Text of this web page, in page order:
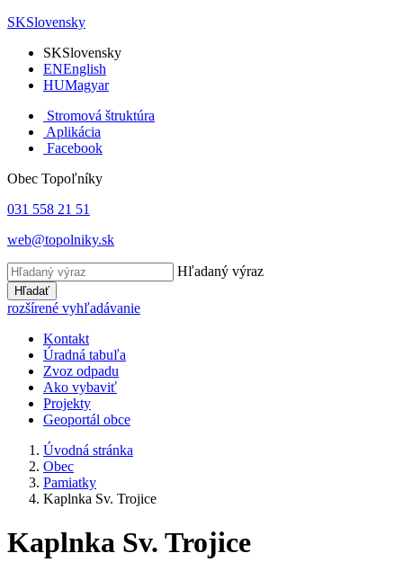
SKSlovensky
SKSlovensky
ENEnglish
HUMagyar
Stromová štruktúra
Aplikácia
Facebook
Obec Topoľníky
031 558 21 51
web@topolniky.sk
Hľadaný výraz
Hľadať
rozšírené vyhľadávanie
Kontakt
Úradná tabuľa
Zvoz odpadu
Ako vybaviť
Projekty
Geoportál obce
Úvodná stránka
Obec
Pamiatky
Kaplnka Sv. Trojice
Kaplnka Sv. Trojice